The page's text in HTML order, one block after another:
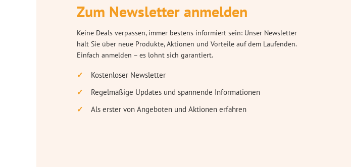
Zum Newsletter anmelden
Keine Deals verpassen, immer bestens informiert sein: Unser Newsletter
hält Sie über neue Produkte, Aktionen und Vorteile auf dem Laufenden.
Einfach anmelden – es lohnt sich garantiert.
Kostenloser Newsletter
Regelmäßige Updates und spannende Informationen
Als erster von Angeboten und Aktionen erfahren